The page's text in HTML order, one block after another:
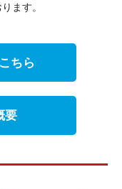
ます。
ちら
要